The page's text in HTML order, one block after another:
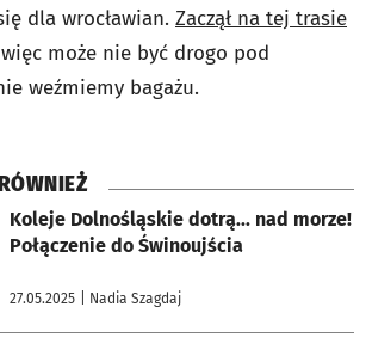
dla wrocławian. Zaczął na tej trasie
może nie być drogo pod
weźmiemy bagażu.
Koleje Dolnośląskie dotrą... nad morze!
Połączenie do Świnoujścia
27.05.2025 | Nadia Szagdaj